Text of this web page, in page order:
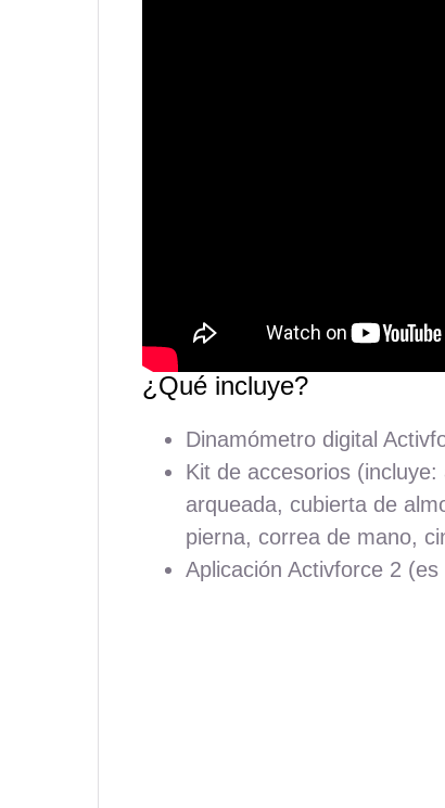
¿Qué incluye?
Dinamómetro digital
Kit de accesorios
arqueada, cubierta de
pierna, correa de mano,
Aplicación Activforce 2 (es